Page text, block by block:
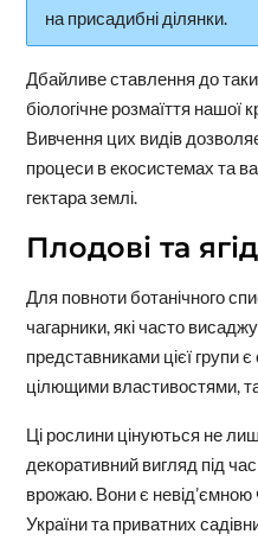
на присадибні ділянки.
Дбайливе ставлення до
біологічне розмаїття нашої
Вивчення цих видів
процеси в екосистемах та
гектара землі.
Плодові та
Для повноти ботанічного
чагарники, які часто
представниками цієї групи
цілющими властивостями,
Ці рослини цінуються не
декоративний вигляд під час
врожаю. Вони є невід’ємною
України та приватних